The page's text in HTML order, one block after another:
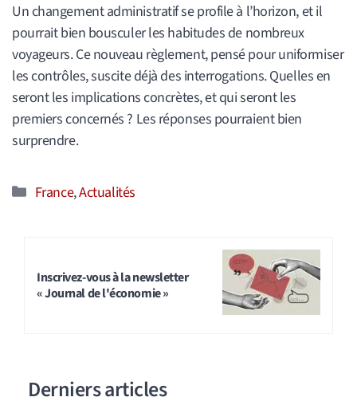
Un changement administratif se profile à l’horizon, et il
pourrait bien bousculer les habitudes de nombreux
voyageurs. Ce nouveau règlement, pensé pour uniformiser
les contrôles, suscite déjà des interrogations. Quelles en
seront les implications concrètes, et qui seront les
premiers concernés ? Les réponses pourraient bien
surprendre.
Catégories
France,Actualités
Inscrivez-vous à la newsletter
« Journal de l'économie »
Derniers articles